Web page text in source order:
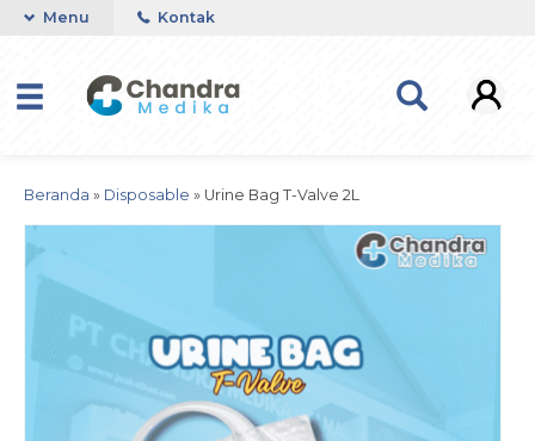
Menu Kontak
Beranda » Disposable » Urine Bag T-Valve 2L